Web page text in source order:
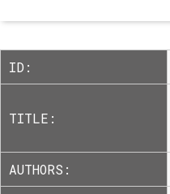
ID:
TITLE:
AUTHORS: